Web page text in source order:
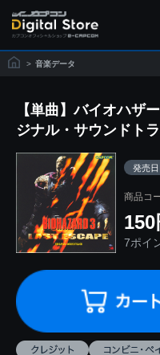
> 音楽データ
【単曲】バイオハザ
ジナル・サウンドト
発売日
商品コ
150
7ポイ